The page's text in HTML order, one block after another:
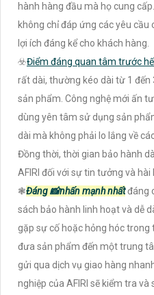
hành hàng đầu mà họ cung
không chỉ đáp ứng các yêu cầu
lợi ích đáng kể cho khách hàng.
☣️Điểm đáng quan tâm trước
rất dài, thường kéo dài từ 1
sản phẩm. Công nghệ mới ấn
dùng yên tâm sử dụng sản
dài mà không phải lo lắng về
Đồng thời, thời gian bảo hành
AFIRI đối với sự tin tưởng và
❃Đáng 📸nhấn mạnhnhấtđáng
sách bảo hành linh hoạt và dễ
gặp sự cố hoặc hỏng hóc trong
đưa sản phẩm đến một trung
gửi qua dịch vụ giao hàng
nghiệp của AFIRI sẽ kiểm tra